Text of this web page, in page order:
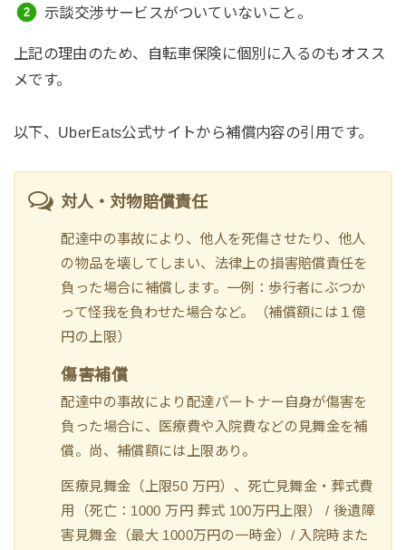
示談交渉サービスがついていないこと。
上記の理由のため、自転車保険に個別に入るのもオスス
メです。
以下、UberEats公式サイトから補償内容の引用です。
対人・対物賠償責任
配達中の事故により、他人を死傷させたり、他人
の物品を壊してしまい、法律上の損害賠償責任を
負った場合に補償します。一例：歩行者にぶつか
って怪我を負わせた場合など。（補償額には１億
円の上限）
傷害補償
配達中の事故により配達パートナー自身が傷害を
負った場合に、医療費や入院費などの見舞金を補
償。尚、補償額には上限あり。
医療見舞金（上限50 万円）、死亡見舞金・葬式費
用（死亡：1000 万円 葬式 100万円上限） / 後遺障
害見舞金（最大 1000万円の一時金）/ 入院時また